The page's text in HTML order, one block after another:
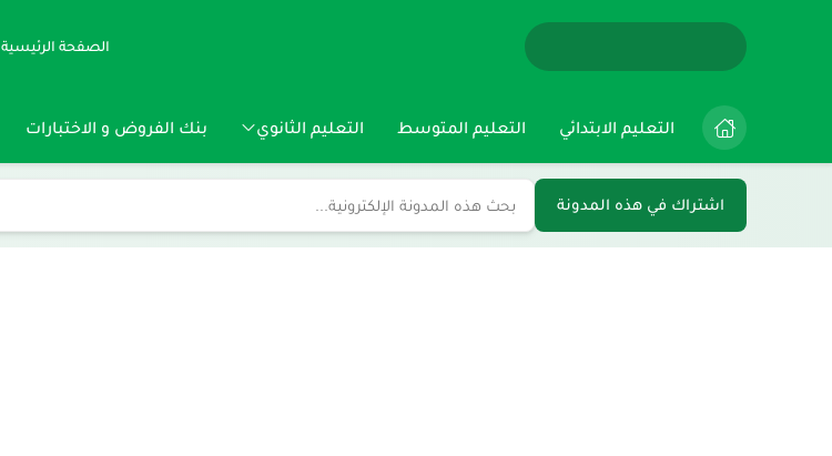
الصفحة الرئيسية
التعليم الابتدائي التعليم المتوسط التعليم الثانوي بنك الفروض و الاختبارات
اشتراك في هذه المدونة